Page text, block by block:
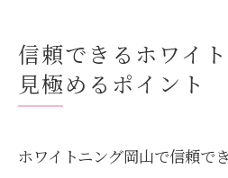
信頼できるホワイ
見極めるポイント
ホワイトニング岡山で信頼で